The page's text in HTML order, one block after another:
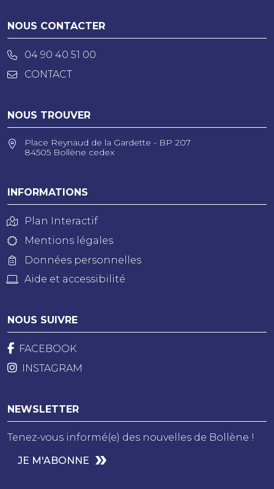
NOUS CONTACTER
04 90 40 51 00
CONTACT
NOUS TROUVER
Place Reynaud de la Gardette - BP 207
84505 Bollène cedex
INFORMATIONS
Plan Interactif
Mentions légales
Données personnelles
Aide et accessibilité
NOUS SUIVRE
FACEBOOK
INSTAGRAM
NEWSLETTER
Tenez-vous informé(e) des nouvelles de Bollène !
JE M'ABONNE